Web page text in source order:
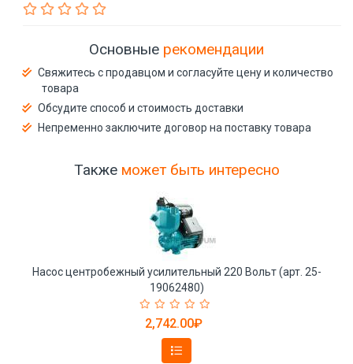
Основные рекомендации
Свяжитесь с продавцом и согласуйте цену и количество
товара
Обсудите способ и стоимость доставки
Непременно заключите договор на поставку товара
Также может быть интересно
Насос центробежный усилительный 220 Вольт (арт. 25-
19062480)
2,742.00₽